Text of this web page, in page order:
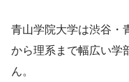
青山学院大学は渋谷・
から理系まで幅広い学
ん。